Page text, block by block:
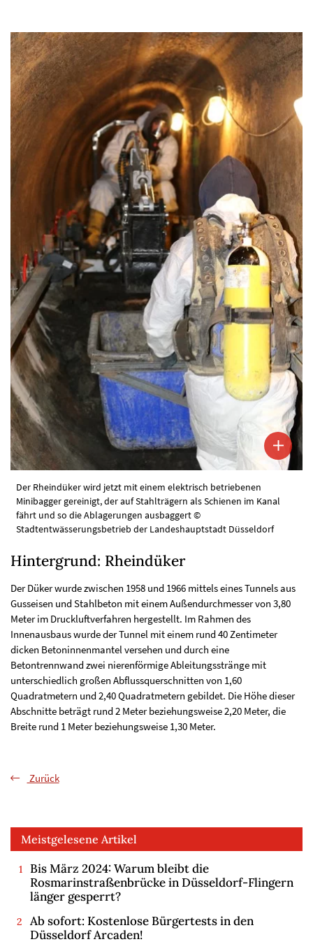
Der Rheindüker wird jetzt mit einem elektrisch betriebenen
Minibagger gereinigt, der auf Stahlträgern als Schienen im Kanal
fährt und so die Ablagerungen ausbaggert ©
Stadtentwässerungsbetrieb der Landeshauptstadt Düsseldorf
Hintergrund: Rheindüker
Der Düker wurde zwischen 1958 und 1966 mittels eines Tunnels aus
Gusseisen und Stahlbeton mit einem Außendurchmesser von 3,80
Meter im Druckluftverfahren hergestellt. Im Rahmen des
Innenausbaus wurde der Tunnel mit einem rund 40 Zentimeter
dicken Betoninnenmantel versehen und durch eine
Betontrennwand zwei nierenförmige Ableitungsstränge mit
unterschiedlich großen Abflussquerschnitten von 1,60
Quadratmetern und 2,40 Quadratmetern gebildet. Die Höhe dieser
Abschnitte beträgt rund 2 Meter beziehungsweise 2,20 Meter, die
Breite rund 1 Meter beziehungsweise 1,30 Meter.
Zurück
Meistgelesene Artikel
Bis März 2024: Warum bleibt die
Rosmarinstraßenbrücke in Düsseldorf-Flingern
länger gesperrt?
Ab sofort: Kostenlose Bürgertests in den
Düsseldorf Arcaden!